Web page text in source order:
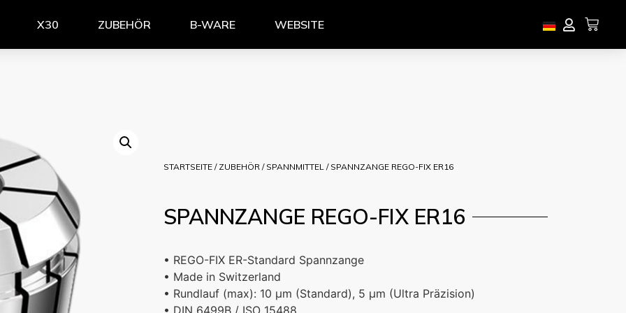
X30 ZUBEHÖR B-WARE WEBSITE
STARTSEITE / ZUBEHÖR / SPANNMITTEL / SPANNZANGE REGO-FIX ER16
SPANNZANGE REGO-FIX ER16
• REGO-FIX ER-Standard Spannzange
• Made in Switzerland
• Rundlauf (max): 10 µm (Standard), 5 µm (Ultra Präzision)
• DIN 6499B / ISO 15488